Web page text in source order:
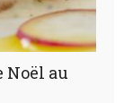
Noël au